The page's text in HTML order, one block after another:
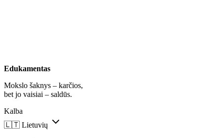
Edukamentas
Mokslo šaknys – karčios,
bet jo vaisiai – saldūs.
Kalba
🇱🇹 Lietuvių